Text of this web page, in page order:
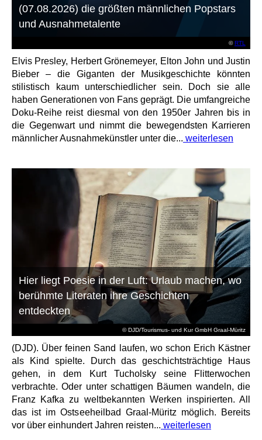
©RTL
(07.08.2026) die größten männlichen Popstars
und Ausnahmetalente
Elvis Presley, Herbert Grönemeyer, Elton John und Justin
Bieber – die Giganten der Musikgeschichte könnten
stilistisch kaum unterschiedlicher sein. Doch sie alle
haben Generationen von Fans geprägt. Die umfangreiche
Doku-Reihe reist diesmal von den 1950er Jahren bis in
die Gegenwart und nimmt die bewegendsten Karrieren
männlicher Ausnahmekünstler unter die... weiterlesen
© DJD/Tourismus- und Kur GmbH Graal-Müritz
Hier liegt Poesie in der Luft: Urlaub machen, wo
berühmte Literaten ihre Geschichten
entdeckten
(DJD). Über feinen Sand laufen, wo schon Erich Kästner
als Kind spielte. Durch das geschichtsträchtige Haus
gehen, in dem Kurt Tucholsky seine Flitterwochen
verbrachte. Oder unter schattigen Bäumen wandeln, die
Franz Kafka zu weltbekannten Werken inspirierten. All
das ist im Ostseeheilbad Graal-Müritz möglich. Bereits
vor über einhundert Jahren reisten... weiterlesen